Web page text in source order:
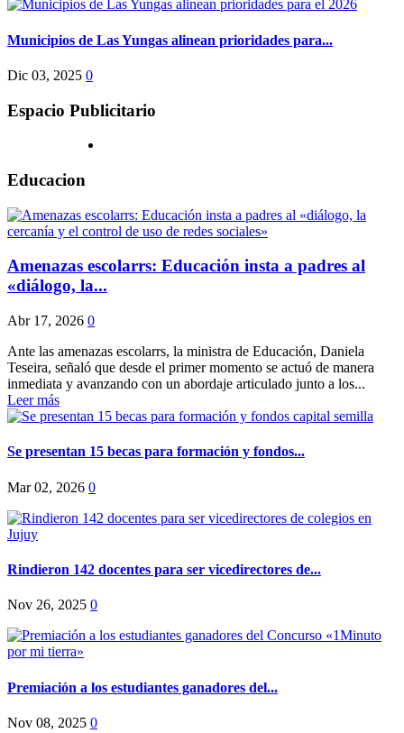
Municipios de Las Yungas alinean prioridades para...
Dic 03, 2025 0
Espacio Publicitario
Educacion
Amenazas escolarrs: Educación insta a padres al
«diálogo, la...
Abr 17, 2026 0
Ante las amenazas escolarrs, la ministra de Educación, Daniela
Teseira, señaló que desde el primer momento se actuó de manera
inmediata y avanzando con un abordaje articulado junto a los...
Leer más
Se presentan 15 becas para formación y fondos...
Mar 02, 2026 0
Rindieron 142 docentes para ser vicedirectores de...
Nov 26, 2025 0
Premiación a los estudiantes ganadores del...
Nov 08, 2025 0